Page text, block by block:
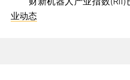
业动态